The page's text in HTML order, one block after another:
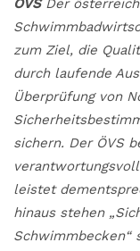
ÖVS Der
zum Ziel, die
durch laufende
Überprüfung von
sichern. Der ÖVS
leistet
hinaus stehen